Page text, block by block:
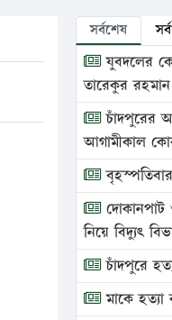
সর্বশেষ
যুবদলের
তারেকুর রহমান
চাঁদপুরের
আগামীকাল
দোকানপাট
নিয়ে বিদ্যুৎ
চাঁদপুরে
মাকে হত্যা